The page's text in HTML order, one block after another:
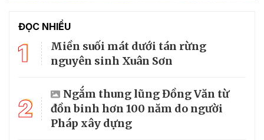
ĐỌC NHIỀU
1
Miền suối mát dưới tán rừng
nguyên sinh Xuân Sơn
2
Ngắm thung lũng Đồng Văn từ
đồn binh hơn 100 năm do người
Pháp xây dựng